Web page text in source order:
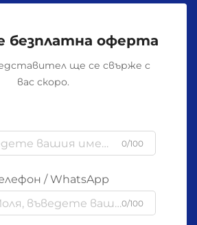
безплатна оферта
ще се свърже с
вас скоро.
0/100
/ WhatsApp
0/100